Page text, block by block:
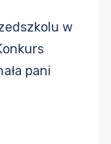
w
pani